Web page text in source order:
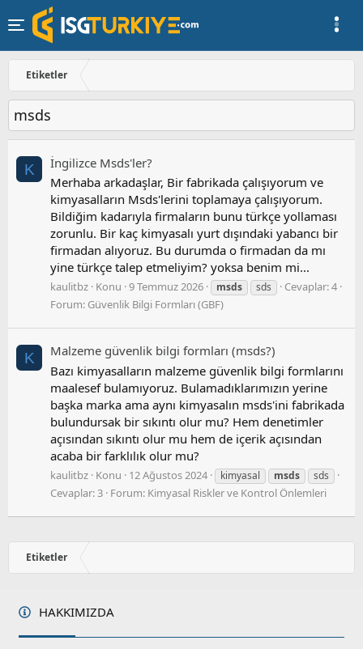
Etiketler
msds
K
İngilizce Msds'ler?
Merhaba arkadaşlar, Bir fabrikada çalışıyorum ve
kimyasalların Msds'lerini toplamaya çalışıyorum.
Bildiğim kadarıyla firmaların bunu türkçe yollaması
zorunlu. Bir kaç kimyasalı yurt dışındaki yabancı bir
firmadan alıyoruz. Bu durumda o firmadan da mı
yine türkçe talep etmeliyim? yoksa benim mi...
kaulitbz Konu 9 Temmuz 2026 msds sds
Cevaplar: 4
Forum: Güvenlik Bilgi Formları (GBF)
K
Malzeme güvenlik bilgi formları (msds?)
Bazı kimyasalların malzeme güvenlik bilgi formlarını
maalesef bulamıyoruz. Bulamadıklarımızın yerine
başka marka ama aynı kimyasalın msds'ini fabrikada
bulundursak bir sıkıntı olur mu? Hem denetimler
açısından sıkıntı olur mu hem de içerik açısından
acaba bir farklılık olur mu?
kaulitbz Konu 12 Ağustos 2024 kimyasal msds sds
Cevaplar: 3 Forum: Kimyasal Riskler ve Kontrol Önlemleri
Etiketler
HAKKIMIZDA